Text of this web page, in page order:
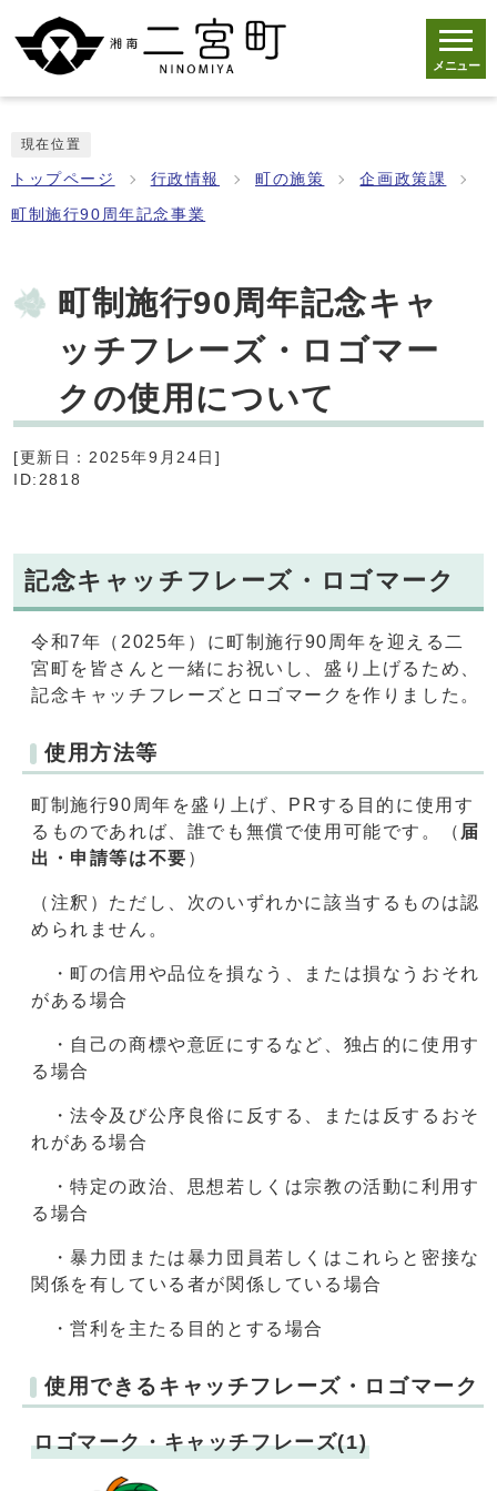
メニュー
現在位置
トップページ 行政情報 町の施策 企画政策課
町制施行90周年記念事業
町制施行90周年記念キャ
ッチフレーズ・ロゴマー
クの使用について
[更新日：2025年9月24日]
ID:2818
記念キャッチフレーズ・ロゴマーク
令和7年（2025年）に町制施行90周年を迎える二
宮町を皆さんと一緒にお祝いし、盛り上げるため、
記念キャッチフレーズとロゴマークを作りました。
使用方法等
町制施行90周年を盛り上げ、PRする目的に使用す
るものであれば、誰でも無償で使用可能です。（ 届
出・申請等は不要 ）
（注釈）ただし、次のいずれかに該当するものは認
められません。
・町の信用や品位を損なう、または損なうおそれ
がある場合
・自己の商標や意匠にするなど、独占的に使用す
る場合
・法令及び公序良俗に反する、または反するおそ
れがある場合
・特定の政治、思想若しくは宗教の活動に利用す
る場合
・暴力団または暴力団員若しくはこれらと密接な
関係を有している者が関係している場合
・営利を主たる目的とする場合
使用できるキャッチフレーズ・ロゴマーク
ロゴマーク・キャッチフレーズ(1)